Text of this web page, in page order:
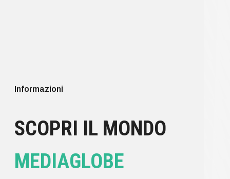
Informazioni
SCOPRI IL MONDO
MEDIAGLOBE